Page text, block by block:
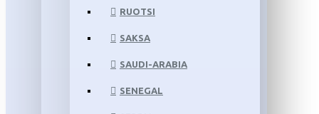
RUOTSI
SAKSA
SAUDI-ARABIA
SENEGAL